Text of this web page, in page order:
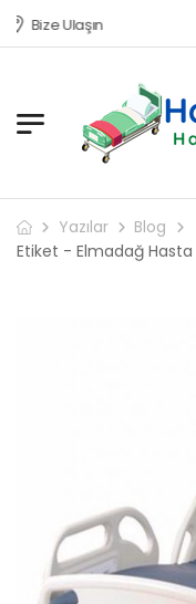
Bize Ulaşın
Yazılar
Blog
Etiket - Elmadağ Hasta